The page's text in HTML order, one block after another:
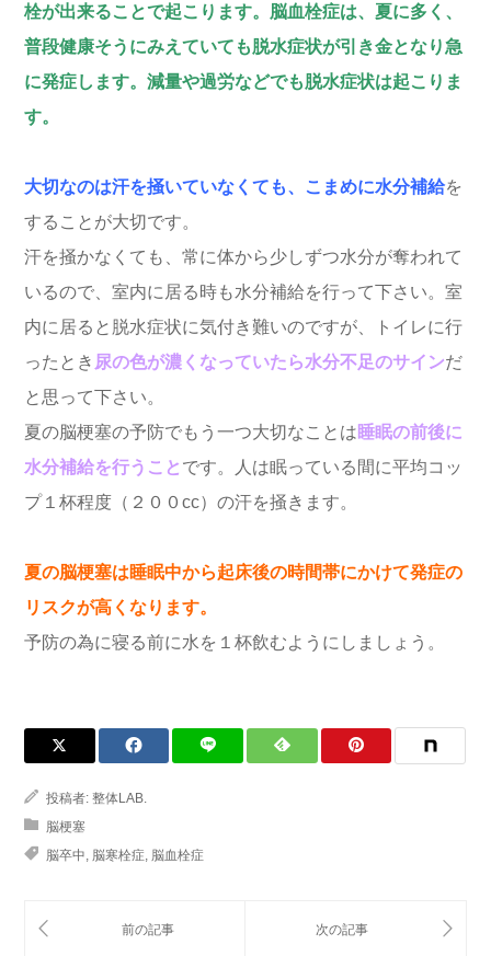
栓が出来ることで起こります。脳血栓症は、夏に多く、
普段健康そうにみえていても脱水症状が引き金となり急
に発症します。減量や過労などでも脱水症状は起こりま
す。
大切なのは汗を掻いていなくても、こまめに水分補給を
することが大切です。
汗を掻かなくても、常に体から少しずつ水分が奪われて
いるので、室内に居る時も水分補給を行って下さい。室
内に居ると脱水症状に気付き難いのですが、トイレに行
ったとき 尿の色が濃くなっていたら水分不足のサインだ
と思って下さい。
夏の脳梗塞の予防でもう一つ大切なことは睡眠の前後に
水分補給を行うこと です。人は眠っている間に平均コッ
プ１杯程度（２００cc）の汗を掻きます。
夏の脳梗塞は睡眠中から起床後の時間帯にかけて発症の
リスクが高くなります。
予防の為に寝る前に水を１杯飲むようにしましょう。
投稿者: 整体LAB.
脳梗塞
脳卒中 脳寒栓症 脳血栓症